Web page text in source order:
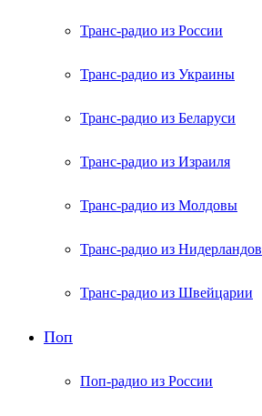
Транс-радио из России
Транс-радио из Украины
Транс-радио из Беларуси
Транс-радио из Израиля
Транс-радио из Молдовы
Транс-радио из Нидерландов
Транс-радио из Швейцарии
Поп
Поп-радио из России